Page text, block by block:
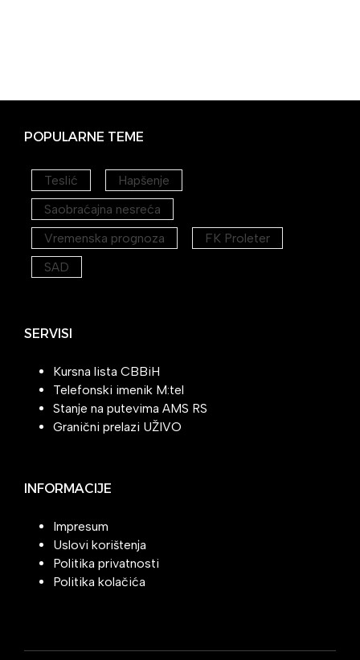
POPULARNE TEME
Teslić
Hapšenje
Saobraćajna nesreća
Vremenska prognoza
FK Proleter
SAD
SERVISI
Kursna lista CBBiH
Telefonski imenik M:tel
Stanje na putevima AMS RS
Granični prelazi UŽIVO
INFORMACIJE
Impresum
Uslovi korištenja
Politika privatnosti
Politika kolačića